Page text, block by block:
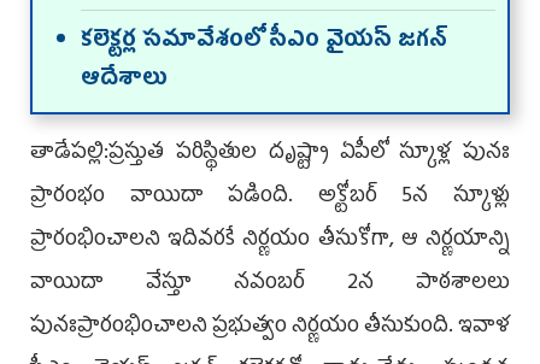
క‌లెక్ట‌ర్ల స‌మావేశంలో సీఎం వైయ‌స్ జ‌గ‌న్
ఆదేశాలు
తాడేప‌ల్లి:ప‌్ర‌స్తుత ప‌రిస్థితుల దృష్ట్యా ఏపీలో స్కూళ్ల పునః
ప్రారంభం వాయిదా ప‌డింది. అక్టోబ‌ర్ 5న స్కూళ్లు
ప్రారంభించాల‌ని ఇదివ‌ర‌కే నిర్ణ‌యం తీసుకోగా, ఆ నిర్ణ‌యాన్ని
వాయిదా వేస్తూ న‌వంబ‌ర్ 2న పాఠ‌శాల‌లు
పునఃప్రారంభించాల‌ని ప్ర‌భుత్వం నిర్ణ‌యం తీసుకుంది. ఇవాళ